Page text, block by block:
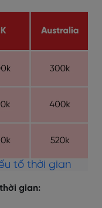
tố thời gian
gian: